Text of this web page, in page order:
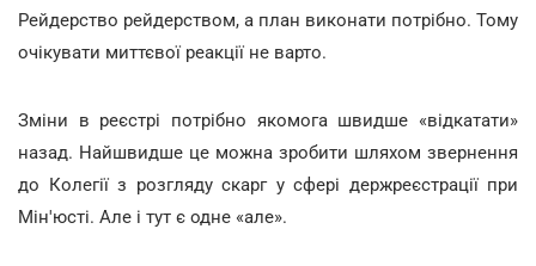
Рейдерство рейдерством, а план виконати потрібно. Тому
очікувати миттєвої реакції не варто.
Зміни в реєстрі потрібно якомога швидше «відкатати»
назад. Найшвидше це можна зробити шляхом звернення
до Колегії з розгляду скарг у сфері держреєстрації при
Мін'юсті. Але і тут є одне «але».